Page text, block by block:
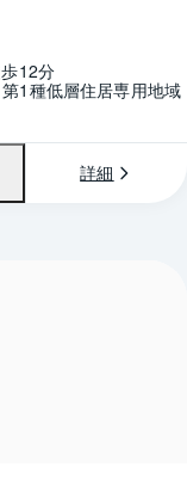
12分
1種低層住居専用地域
詳細